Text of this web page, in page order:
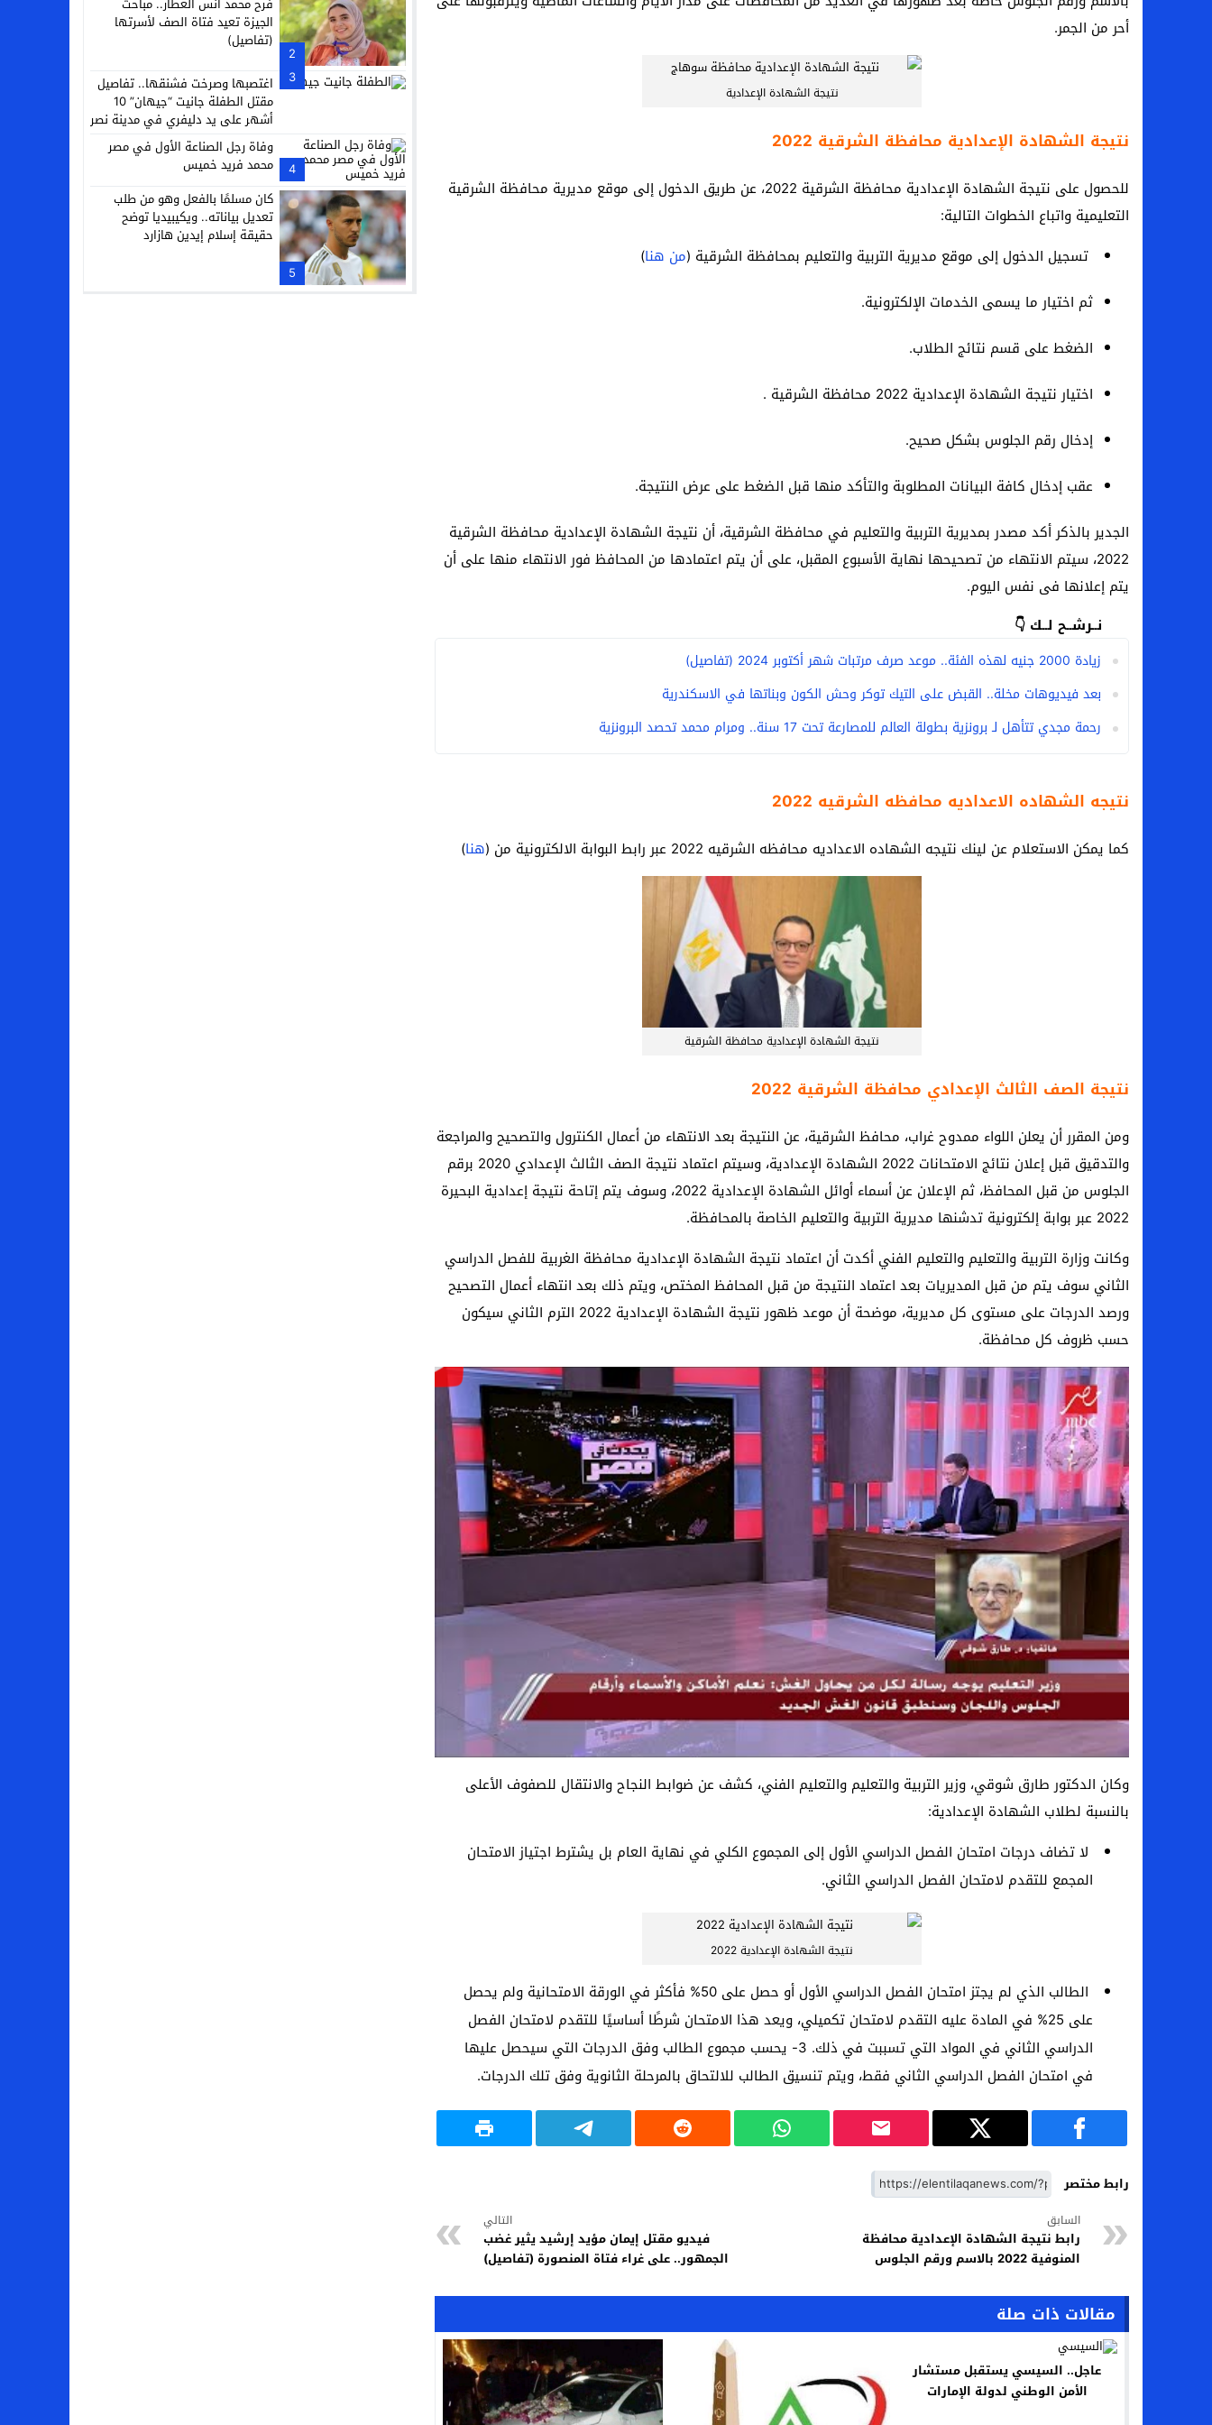
بعد فسخ عقده.. حصاد وأرقام سيف الدين الجزيري مع الزمالك
سامو كوستا في معسكر النصر السعودي.. هل انتهت أزمة العالمي المالية؟
أحر من الجمر.
نتيجة الشهادة الإعدادية
نتيجة الشهادة الإعدادية محافظة الشرقية 2022
للحصول على نتيجة الشهادة الإعدادية محافظة الشرقية 2022، عن طريق الدخول إلى موقع مديرية محافظة الشرقية
التعليمية واتباع الخطوات التالية:
تسجيل الدخول إلى موقع مديرية التربية والتعليم بمحافظة الشرقية (من هنا)
ثم اختيار ما يسمى الخدمات الإلكترونية.
الضغط على قسم نتائج الطلاب.
اختيار نتيجة الشهادة الإعدادية 2022 محافظة الشرقية .
إدخال رقم الجلوس بشكل صحيح.
عقب إدخال كافة البيانات المطلوبة والتأكد منها قبل الضغط على عرض النتيجة.
الجدير بالذكر أكد مصدر بمديرية التربية والتعليم في محافظة الشرقية، أن نتيجة الشهادة الإعدادية محافظة الشرقية
2022، سيتم الانتهاء من تصحيحها نهاية الأسبوع المقبل، على أن يتم اعتمادها من المحافظ فور الانتهاء منها على أن
يتم إعلانها فى نفس اليوم.
نــرشــح لــك 👇
زيادة 2000 جنيه لهذه الفئة.. موعد صرف مرتبات شهر أكتوبر 2024 (تفاصيل)
بعد فيديوهات مخلة.. القبض على التيك توكر وحش الكون وبناتها في الاسكندرية
رحمة مجدي تتأهل لـ برونزية بطولة العالم للمصارعة تحت 17 سنة.. ومرام محمد تحصد البرونزية
نتيجه الشهاده الاعداديه محافظه الشرقيه 2022
كما يمكن الاستعلام عن لينك نتيجه الشهاده الاعداديه محافظه الشرقيه 2022 عبر رابط البوابة الالكترونية من ( هنا)
نتيجة الشهادة الإعدادية محافظة الشرقية
نتيجة الصف الثالث الإعدادي محافظة الشرقية 2022
ومن المقرر أن يعلن اللواء ممدوح غراب، محافظ الشرقية، عن النتيجة بعد الانتهاء من أعمال الكنترول والتصحيح والمراجعة
والتدقيق قبل إعلان نتائج الامتحانات 2022 الشهادة الإعدادية، وسيتم اعتماد نتيجة الصف الثالث الإعدادي 2020 برقم
الجلوس من قبل المحافظ، ثم الإعلان عن أسماء أوائل الشهادة الإعدادية 2022، وسوف يتم إتاحة نتيجة إعدادية البحيرة
2022 عبر بوابة إلكترونية تدشنها مديرية التربية والتعليم الخاصة بالمحافظة.
وكانت وزارة التربية والتعليم والتعليم الفني أكدت أن اعتماد نتيجة الشهادة الإعدادية محافظة الغربية للفصل الدراسي
الثاني سوف يتم من قبل المديريات بعد اعتماد النتيجة من قبل المحافظ المختص، ويتم ذلك بعد انتهاء أعمال التصحيح
ورصد الدرجات على مستوى كل مديرية، موضحة أن موعد ظهور نتيجة الشهادة الإعدادية 2022 الترم الثاني سيكون
حسب ظروف كل محافظة.
وكان الدكتور طارق شوقي، وزير التربية والتعليم والتعليم الفني، كشف عن ضوابط النجاح والانتقال للصفوف الأعلى
بالنسبة لطلاب الشهادة الإعدادية:
لا تضاف درجات امتحان الفصل الدراسي الأول إلى المجموع الكلي في نهاية العام بل يشترط اجتياز الامتحان
المجمع للتقدم لامتحان الفصل الدراسي الثاني.
نتيجة الشهادة الإعدادية 2022
الطالب الذي لم يجتز امتحان الفصل الدراسي الأول أو حصل على 50% فأكثر في الورقة الامتحانية ولم يحصل
على 25% في المادة عليه التقدم لامتحان تكميلي، ويعد هذا الامتحان شرطًا أساسيًا للتقدم لامتحان الفصل
الدراسي الثاني في المواد التي تسببت في ذلك. 3- يحسب مجموع الطالب وفق الدرجات التي سيحصل عليها
في امتحان الفصل الدراسي الثاني فقط، ويتم تنسيق الطالب للالتحاق بالمرحلة الثانوية وفق تلك الدرجات.
رابط مختصر
السابق
رابط نتيجة الشهادة الإعدادية محافظة
المنوفية 2022 بالاسم ورقم الجلوس
التالي
فيديو مقتل إيمان مؤيد إرشيد يثير غضب
الجمهور.. على غراء فتاة المنصورة (تفاصيل)
مقالات ذات صلة
عاجل.. السيسي يستقبل مستشار
الأمن الوطني لدولة الإمارات
2
الجيزة تعيد فتاة الصف لأسرتها
(تفاصيل)
3
اغتصبها وصرخت فشنقها.. تفاصيل
مقتل الطفلة جانيت “جيهان” 10
أشهر على يد دليفري في مدينة نصر
4
وفاة رجل الصناعة الأول في مصر
محمد فريد خميس
5
كان مسلمًا بالفعل وهو من طلب
تعديل بياناته.. ويكيبيديا توضح
حقيقة إسلام إيدين هازارد